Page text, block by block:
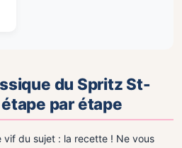
du Spritz St-
par étape
vif du sujet : la recette ! Ne vous